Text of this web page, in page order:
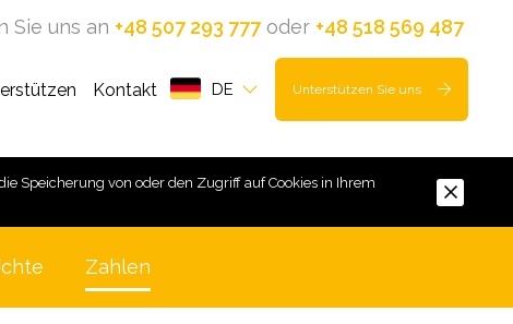
Sie uns an +48 507 293 777oder +48 518 569 487
Kontakt DE Unterstützen Sie uns
Speicherung von oder den Zugriff auf Cookies in Ihrem
Zahlen